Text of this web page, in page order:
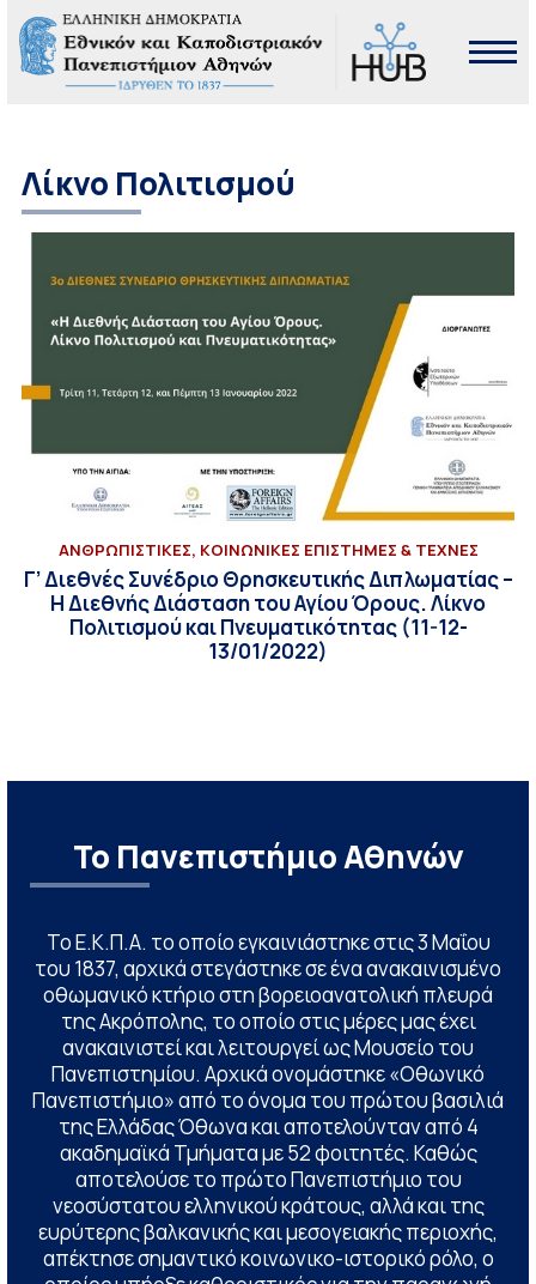
Λίκνο Πολιτισμού
ΑΝΘΡΩΠΙΣΤΙΚΕΣ, ΚΟΙΝΩΝΙΚΕΣ ΕΠΙΣΤΗΜΕΣ & ΤΕΧΝΕΣ
Γ’ Διεθνές Συνέδριο Θρησκευτικής Διπλωματίας –
Η Διεθνής Διάσταση του Αγίου Όρους. Λίκνο
Πολιτισμού και Πνευματικότητας (11-12-
13/01/2022)
Το Πανεπιστήμιο Αθηνών
Το Ε.Κ.Π.Α. το οποίο εγκαινιάστηκε στις 3 Μαΐου
του 1837, αρχικά στεγάστηκε σε ένα ανακαινισμένο
οθωμανικό κτήριο στη βορειοανατολική πλευρά
της Ακρόπολης, το οποίο στις μέρες μας έχει
ανακαινιστεί και λειτουργεί ως Μουσείο του
Πανεπιστημίου. Αρχικά ονομάστηκε «Οθωνικό
Πανεπιστήμιο» από το όνομα του πρώτου βασιλιά
της Ελλάδας Όθωνα και αποτελούνταν από 4
ακαδημαϊκά Τμήματα με 52 φοιτητές. Καθώς
αποτελούσε το πρώτο Πανεπιστήμιο του
νεοσύστατου ελληνικού κράτους, αλλά και της
ευρύτερης βαλκανικής και μεσογειακής περιοχής,
απέκτησε σημαντικό κοινωνικο-ιστορικό ρόλο, ο